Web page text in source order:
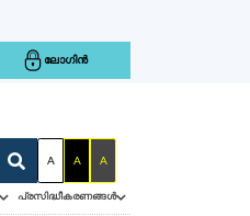
ലോഗിൻ
A A A
പ്രസിദ്ധീകരണങ്ങൾ